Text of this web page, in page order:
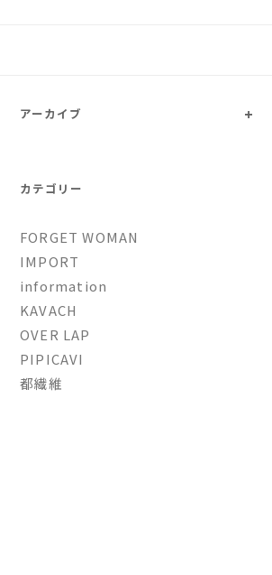
ンとオリジナルブ
アーカイブ +
カテゴリー
FORGET WOMAN
IMPORT
information
KAVACH
OVER LAP
PIPICAVI
都繊維